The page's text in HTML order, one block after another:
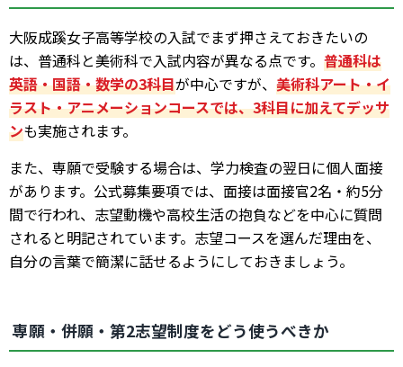
大阪成蹊女子高等学校の入試でまず押さえておきたいの
は、普通科と美術科で入試内容が異なる点です。 普通科は
英語・国語・数学の3科目が中心ですが、 美術科アート・イ
ラスト・アニメーションコースでは、3科目に加えてデッサ
ンも実施されます。
また、専願で受験する場合は、学力検査の翌日に個人面接
があります。公式募集要項では、面接は面接官2名・約5分
間で行われ、志望動機や高校生活の抱負などを中心に質問
されると明記されています。志望コースを選んだ理由を、
自分の言葉で簡潔に話せるようにしておきましょう。
専願・併願・第2志望制度をどう使うべきか